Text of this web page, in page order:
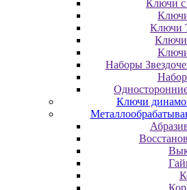
Ключи с
Ключи
Ключи
Наборы
Ключи